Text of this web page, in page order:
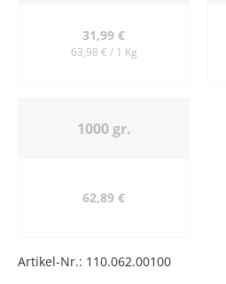
31,99 €
63,98 € / 1 Kg
1000 gr.
62,89 €
Artikel-Nr.: 110.062.00100